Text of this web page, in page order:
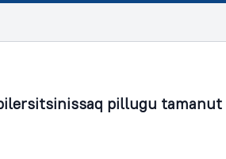
pillugu tamanut